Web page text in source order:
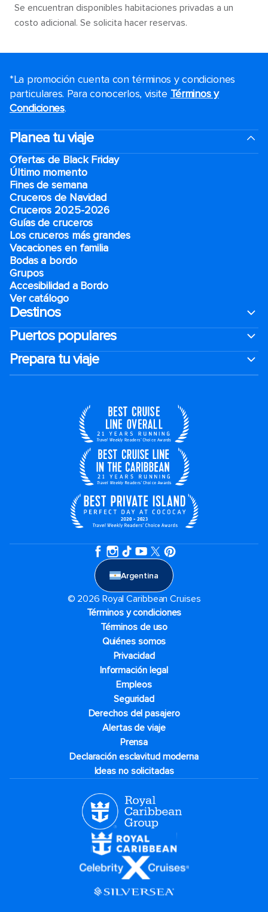
Se encuentran disponibles habitaciones privadas a un
costo adicional. Se solicita hacer reservas.
*La promoción cuenta con términos y condiciones
particulares. Para conocerlos, visite Términos y
Condiciones.
Planea tu viaje
Ofertas de Black Friday
Último momento
Fines de semana
Cruceros de Navidad
Cruceros 2025-2026
Guías de cruceros
Los cruceros más grandes
Vacaciones en familia
Bodas a bordo
Grupos
Accesibilidad a Bordo
Ver catálogo
Destinos
Puertos populares
Prepara tu viaje
Argentina
© 2026 Royal Caribbean Cruises
Términos y condiciones
Términos de uso
Quiénes somos
Privacidad
Información legal
Empleos
Seguridad
Derechos del pasajero
Alertas de viaje
Prensa
Declaración esclavitud moderna
Ideas no solicitadas